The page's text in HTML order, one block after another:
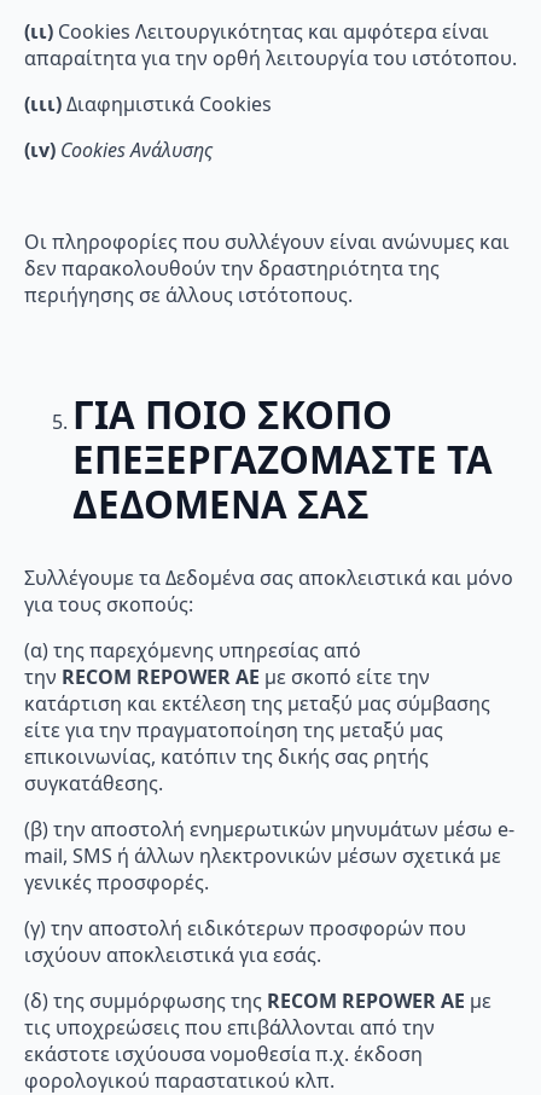
(ιι) Cookies Λειτουργικότητας και αμφότερα είναι
απαραίτητα για την ορθή λειτουργία του ιστότοπου.
(ιιι)Διαφημιστικά Cookies
(ιv) CookiesAνάλυσης
Οι πληροφορίες που συλλέγουν είναι ανώνυμες και
δεν παρακολουθούν την δραστηριότητα της
περιήγησης σε άλλους ιστότοπους.
ΓΙΑ ΠΟΙΟ ΣΚΟΠΟ
ΕΠΕΞΕΡΓΑΖΟΜΑΣΤΕ ΤΑ
ΔΕΔΟΜΕΝΑ ΣΑΣ
Συλλέγουμε τα Δεδομένα σας αποκλειστικά και μόνο
για τους σκοπούς:
(α) της παρεχόμενης υπηρεσίας από
την RECOM REPOWERAE με σκοπό είτε την
κατάρτιση και εκτέλεση της μεταξύ μας σύμβασης
είτε για την πραγματοποίηση της μεταξύ μας
επικοινωνίας, κατόπιν της δικής σας ρητής
συγκατάθεσης.
(β) την αποστολή ενημερωτικών μηνυμάτων μέσω e-
mail, SMS ή άλλων ηλεκτρονικών μέσων σχετικά με
γενικές προσφορές.
(γ) την αποστολή ειδικότερων προσφορών που
ισχύουν αποκλειστικά για εσάς.
(δ) της συμμόρφωσης της RECOM REPOWERAE με
τις υποχρεώσεις που επιβάλλονται από την
εκάστοτε ισχύουσα νομοθεσία π.χ. έκδοση
φορολογικού παραστατικού κλπ.